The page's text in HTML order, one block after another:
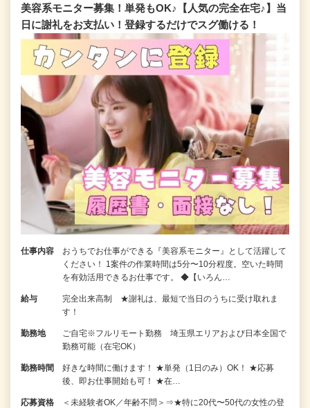
美容系モニター募集！単発もOK♪【人気の完全在宅♪】当
日に謝礼をお支払い！登録するだけでスグ働ける！
仕事内容
おうちでお仕事ができる『美容系モニター』として活躍して
ください！ 1案件の作業時間は5分〜10分程度。空いた時間
を有効活用できるお仕事です。 ◆【いろん…
給与
完全出来高制 ★謝礼は、最短で当日のうちに受け取れま
す！
勤務地
ご自宅※フルリモート勤務 埼玉県エリアおよび日本全国で
勤務可能（在宅OK）
勤務時間
好きな時間に働けます！ ★単発（1日のみ）OK！ ★応募
後、即お仕事開始も可！ ★在…
応募資格
＜未経験者OK／年齢不問＞⇒★特に20代〜50代の女性の登